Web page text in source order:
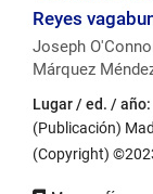
Reyes
Joseph
Márquez
Lugar / ed. / año:
(Publicación)
(Copyright)